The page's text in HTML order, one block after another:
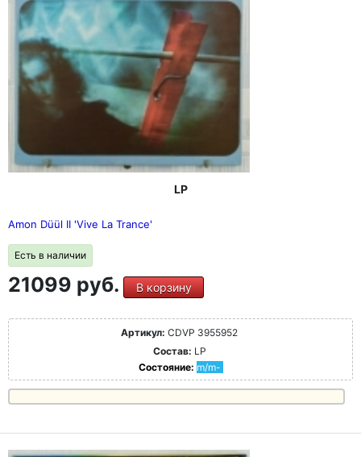
LP
Amon Düül II 'Vive La Trance'
Есть в наличии
21099 руб. В корзину
Артикул: CDVP 3955952
Состав: LP
Состояние: m/m-